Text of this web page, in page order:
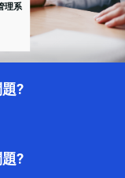
理系
?
?